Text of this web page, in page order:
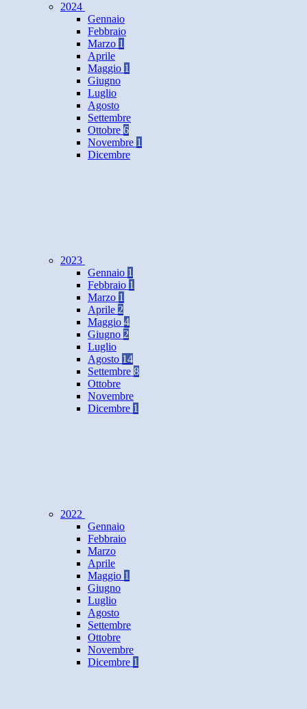
2024
Gennaio
Febbraio
Marzo 1
Aprile
Maggio 1
Giugno
Luglio
Agosto
Settembre
Ottobre 6
Novembre 1
Dicembre
2023
Gennaio 1
Febbraio 1
Marzo 1
Aprile 2
Maggio 4
Giugno 2
Luglio
Agosto 14
Settembre 8
Ottobre
Novembre
Dicembre 1
2022
Gennaio
Febbraio
Marzo
Aprile
Maggio 1
Giugno
Luglio
Agosto
Settembre
Ottobre
Novembre
Dicembre 1